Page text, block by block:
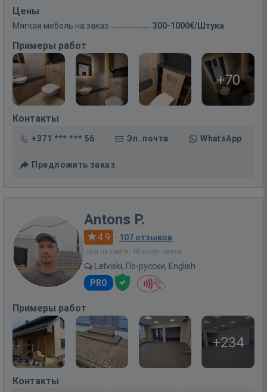
Цены
Мягкая мебель на заказ 300-1000€/Штука
Примеры работ
+70
Контакты
+371 *** *** 56 Эл. почта WhatsApp
Предложить заказ
Antons P.
4.9 · 107 отзывов
Был на сайте: 18 минут назад
Latviski, По-русски, English
PRO
Примеры работ
+234
Контакты